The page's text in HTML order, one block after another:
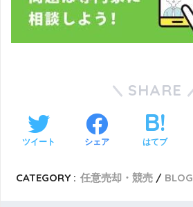
SHARE
ツイート シェア はてブ
CATEGORY : 任意売却・競売 BLOG